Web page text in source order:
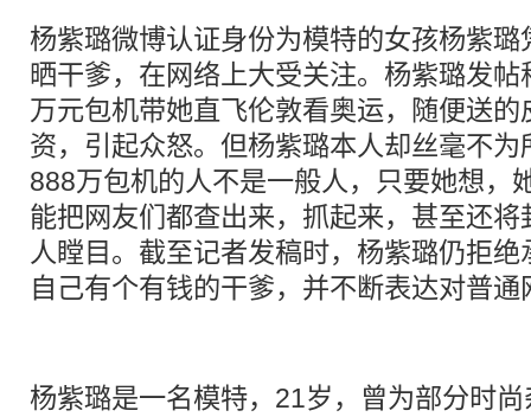
杨紫璐微博认证身份为模特的女孩杨紫
晒干爹，在网络上大受关注。杨紫璐发
万元包机带她直飞伦敦看奥运，随便送
资，引起众怒。但杨紫璐本人却丝毫不
888万包机的人不是一般人，只要她想，
能把网友们都查出来，抓起来，甚至还
人瞠目。截至记者发稿时，杨紫璐仍拒
自己有个有钱的干爹，并不断表达对普通
杨紫璐是一名模特，21岁，曾为部分时